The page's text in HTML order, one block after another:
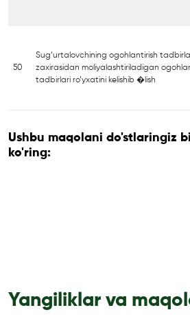
50
Sug‘urtalovchining ogohlantirish
zaxirasidan moliyalashtiriladigan
tadbirlari ro‘yxatini kelishib �lish
Ushbu maqolani do'stlaringiz
ko'ring:
Yangiliklar va